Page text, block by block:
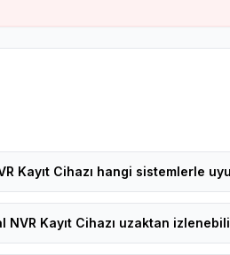
Kayıt Cihazı hangi sistemlerle
NVR Kayıt Cihazı uzaktan